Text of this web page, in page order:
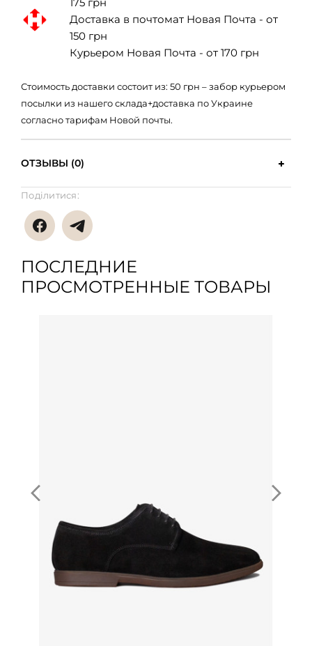
175 грн
Доставка в почтомат Новая Почта - от
150 грн
Курьером Новая Почта - от 170 грн
Стоимость доставки состоит из: 50 грн – забор курьером
посылки из нашего склада+доставка по Украине
согласно тарифам Новой почты.
ОТЗЫВЫ (0)
Поділитися:
ПОСЛЕДНИЕ
ПРОСМОТРЕННЫЕ ТОВАРЫ